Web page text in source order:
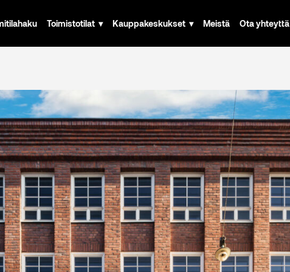
Toimistotilat Kauppakeskukset Meistä Ota yhteyttä